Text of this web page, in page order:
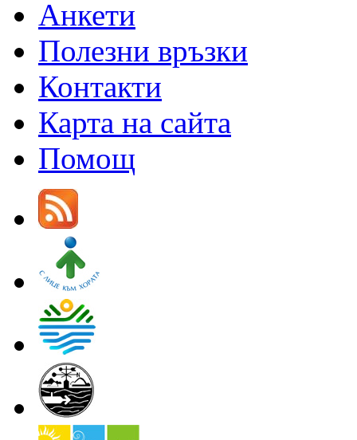
Анкети
Полезни връзки
Контакти
Карта на сайта
Помощ